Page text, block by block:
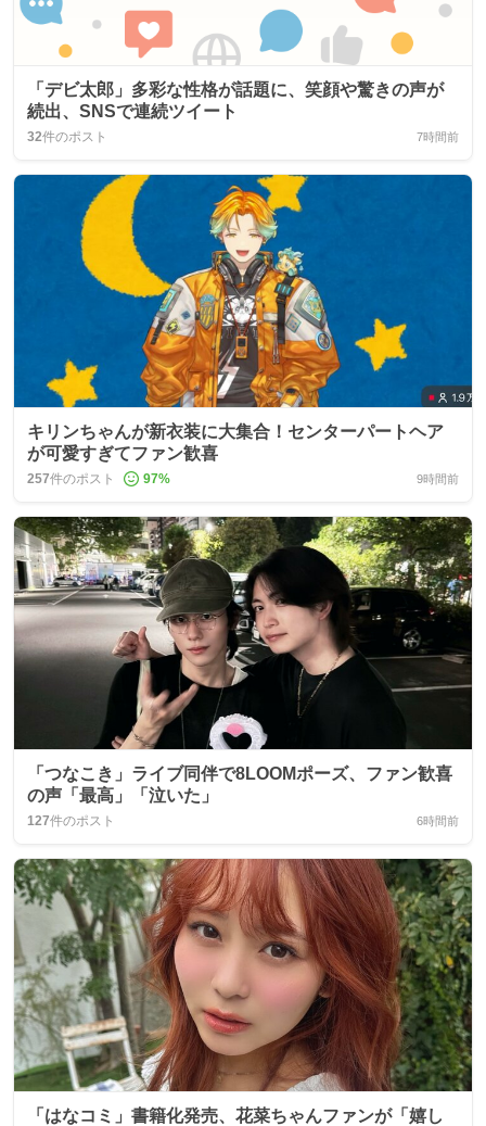
「デビ太郎」多彩な性格が話題に、笑顔や驚きの声が
続出、SNSで連続ツイート
32件のポスト 7時間前
キリンちゃんが新衣装に大集合！センターパートヘア
が可愛すぎてファン歓喜
257件のポスト 97% 9時間前
「つなこき」ライブ同伴で8LOOMポーズ、ファン歓喜
の声「最高」「泣いた」
127件のポスト 6時間前
「はなコミ」書籍化発売、花菜ちゃんファンが「嬉し